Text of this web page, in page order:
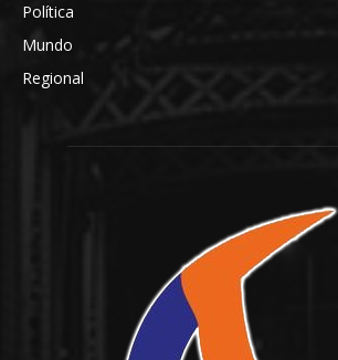
Política
Mundo
Regional